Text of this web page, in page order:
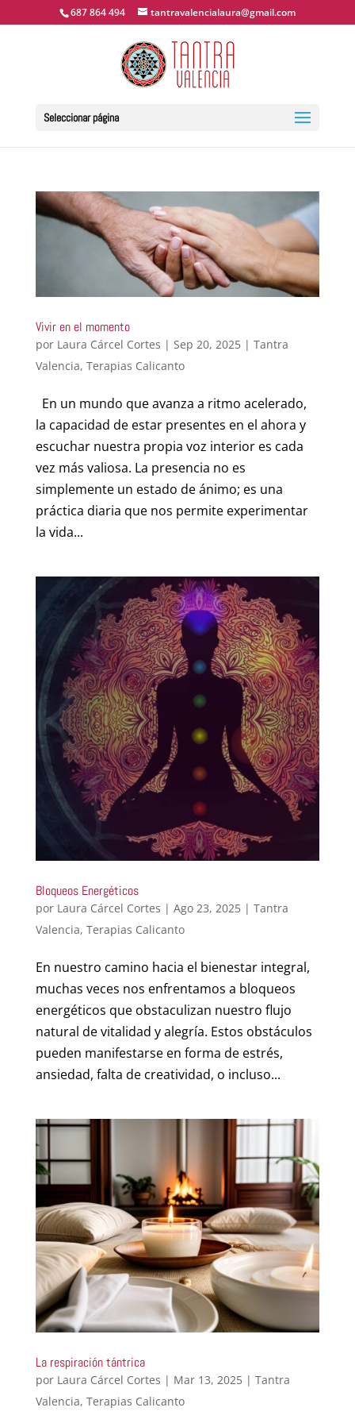
687 864 494 tantravalencialaura@gmail.com
Seleccionar página
Vivir en el momento
por Laura Cárcel Cortes | Sep 20, 2025| Tantra
Valencia, Terapias Calicanto
En un mundo que avanza a ritmo acelerado,
la capacidad de estar presentes en el ahora y
escuchar nuestra propia voz interior es cada
vez más valiosa. La presencia no es
simplemente un estado de ánimo; es una
práctica diaria que nos permite experimentar
la vida...
Bloqueos Energéticos
por Laura Cárcel Cortes | Ago 23, 2025| Tantra
Valencia, Terapias Calicanto
En nuestro camino hacia el bienestar integral,
muchas veces nos enfrentamos a bloqueos
energéticos que obstaculizan nuestro flujo
natural de vitalidad y alegría. Estos obstáculos
pueden manifestarse en forma de estrés,
ansiedad, falta de creatividad, o incluso...
La respiración tántrica
por Laura Cárcel Cortes | Mar 13, 2025| Tantra
Valencia, Terapias Calicanto